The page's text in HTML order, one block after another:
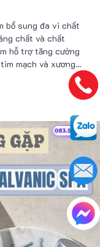
bổ sung đa vi chất
chất và chất
hỗ trợ tăng cường
mạch và xương
tự nhiên,
khỏe toàn diện.